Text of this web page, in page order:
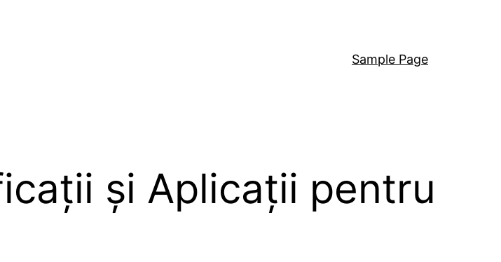
Sample Page
și Aplicații pentru